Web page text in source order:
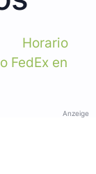
Horario
FedEx en
Anzeige